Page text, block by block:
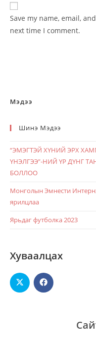
comment
URL
(optional)
Save my name, email,
next time I comment.
Мэдээ
Шинэ Мэдээ
“ЭМЭГТЭЙ ХҮНИЙ ЭРХ
ҮНЭЛГЭЭ”-НИЙ ҮР ДҮНГ
БОЛЛОО
Монголын Эмнести
ярилцлаа
Ярьдаг футболка 2023
Хуваалцах